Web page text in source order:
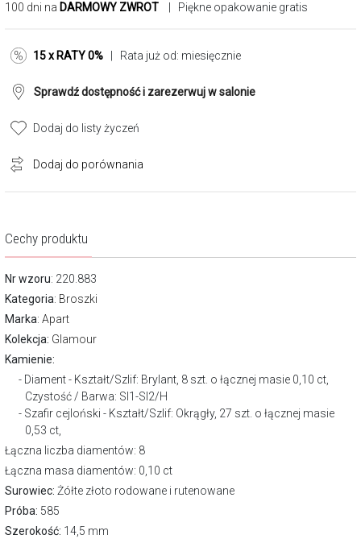
100 dni na DARMOWY ZWROT | Piękne opakowanie gratis
15 x RATY 0% | Rata już od: miesięcznie
Sprawdź dostępność i zarezerwuj w salonie
Dodaj do listy życzeń
Dodaj do porównania
Cechy produktu
Nr wzoru: 220.883
Kategoria: Broszki
Marka: Apart
Kolekcja: Glamour
Kamienie:
Diament - Kształt/Szlif: Brylant, 8 szt. o łącznej masie 0,10 ct,
Czystość / Barwa: SI1-SI2/H
Szafir cejloński - Kształt/Szlif: Okrągły, 27 szt. o łącznej masie
0,53 ct,
Łączna liczba diamentów: 8
Łączna masa diamentów: 0,10 ct
Surowiec: Żółte złoto rodowane i rutenowane
Próba: 585
Szerokość: 14,5 mm